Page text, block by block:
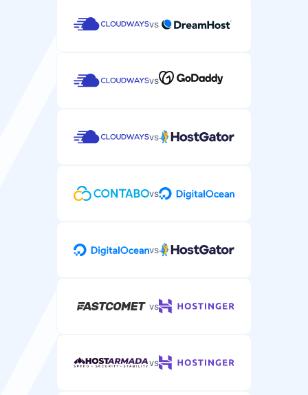
vs
vs
vs
vs
vs
vs
vs